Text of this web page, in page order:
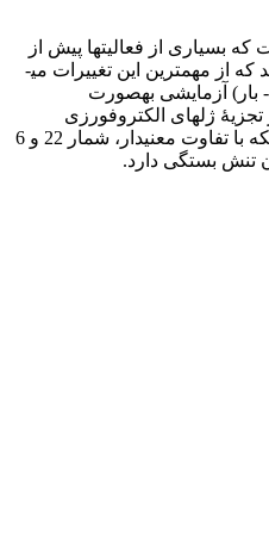
بسیاری از فعالیت­ها پیش از
مرحلۀ سوم آن (خروج ریشه­چه) آغاز می­شود. محور جنین بذر نیز با توجه به زنده بودن آن، فعالیت­های بسیاری از نظر سوخت‌وساز (متابولیکی) به‌ویژه در مرحلۀ اول آن رخ می­دهد که از مهم­ترین این تغییرات می­
توان به تغییر در الگوی پروتیین‌گان (پروتئوم) آن اشاره کرد. برای بررسی تغییرات پروتیینی محور جنین گندم (سرداری و قدس به­ترتیب متحمل و حساس) تحت تنش‌خشکی (12- بار) آزمایشی به­صورت
ژل­های الکتروفورزی
دوبعدی در محور جنین گندم 1000 لکۀ تکرارپذیر مشاهده شد که تعداد 34 لکه با تفاوت معنی‌دار در سطح 5 درصد گزارش شد. در مقایسۀ رقم متحمل نسبت به حساس از 34 لکه با تفاوت معنی­دار، شمار 22 و 6